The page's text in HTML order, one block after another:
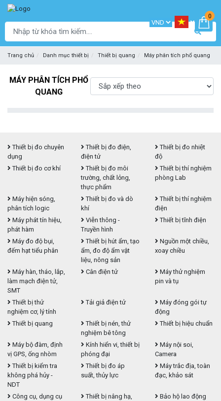
0
Trang chủ Danh mục thiết bị Thiết bị quang Máy phân tích phổ quang
MÁY PHÂN TÍCH PHỔ
QUANG
Thiết bị đo chuyên
dụng
Thiết bị đo điện,
điện tử
Thiết bị đo nhiệt
độ
Thiết bị đo cơ khí
Thiết bị đo môi
trường, chất lỏng,
thực phẩm
Thiết bị thí nghiệm
phòng Lab
Máy hiện sóng,
phân tích logic
Thiết bị đo và dò
khí
Thiết bị thí nghiệm
điện
Máy phát tín hiệu,
phát hàm
Viễn thông -
Truyền hình
Thiết bị tĩnh điện
Máy đo độ bụi,
đếm hạt tiểu phân
Thiết bị hút ẩm, tạo
ẩm, đo độ ẩm vật
liệu, nông sản
Nguồn một chiều,
xoay chiều
Máy hàn, tháo, lắp,
làm mạch điện tử,
SMT
Cân điện tử
Máy thử nghiệm
pin và tụ
Thiết bị thử
nghiệm cơ, lý tính
Tải giả điện tử
Máy đóng gói tự
động
Thiết bị quang
Thiết bị nén, thử
nghiệm bê tông
Thiết bị hiệu chuẩn
Máy bộ đàm, định
vị GPS, ống nhòm
Kính hiển vi, thiết bị
phóng đại
Máy nội soi,
Camera
Thiết bị kiểm tra
không phá hủy -
NDT
Thiết bị đo áp
suất, thủy lực
Máy trắc địa, toàn
đạc, khảo sát
Công cụ, dụng cụ
Thiết bị nâng hạ,
Bảo hộ lao động